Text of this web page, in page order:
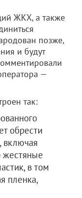
ЖКХ, а также
позже,
и будут
—
так:
обрести
включая
жестяные
в том
пленка,